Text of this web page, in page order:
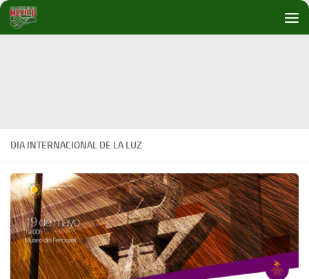
Debajo del contenido
DIA INTERNACIONAL DE LA LUZ